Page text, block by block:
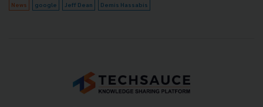
News google Jeff Dean Demis Hassabis